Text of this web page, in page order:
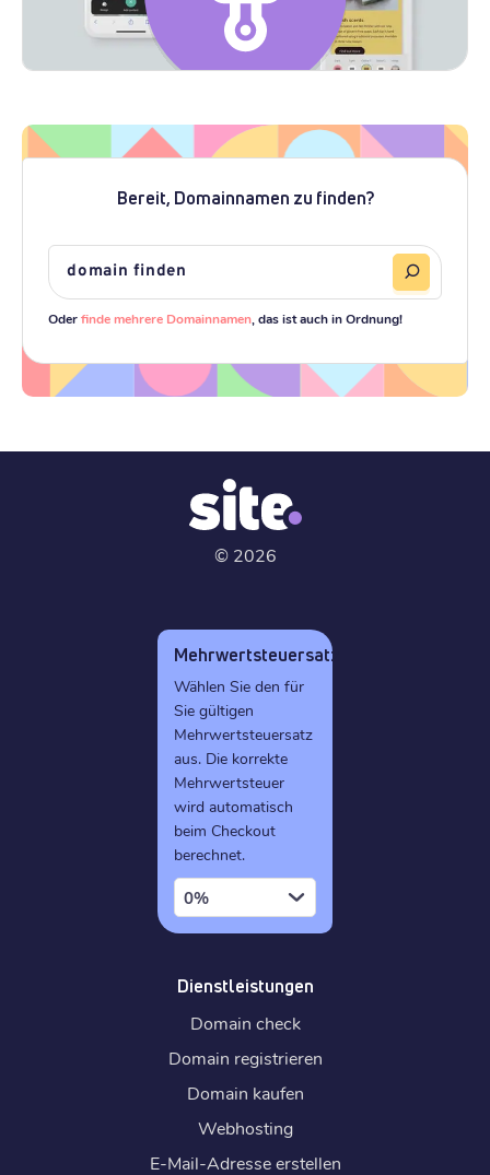
Bereit, Domainnamen zu finden?
Oderfinde mehrere Domainnamen , das ist auch in Ordnung!
© 2026
Mehrwertsteuersatz
Wählen Sie den für
Sie gültigen
Mehrwertsteuersatz
aus. Die korrekte
Mehrwertsteuer
wird automatisch
beim Checkout
berechnet.
0%
Dienstleistungen
Domain check
Domain registrieren
Domain kaufen
Webhosting
E-Mail-Adresse erstellen